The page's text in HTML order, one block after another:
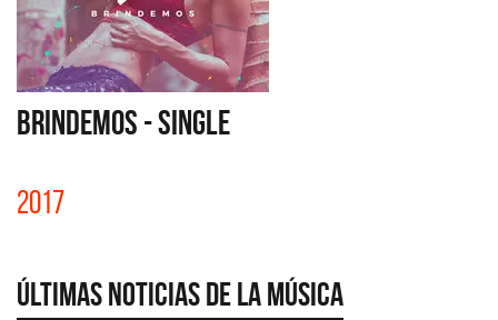
BRINDEMOS - SINGLE
2017
Últimas Noticias de la Música